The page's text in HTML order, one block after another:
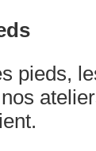
pieds,